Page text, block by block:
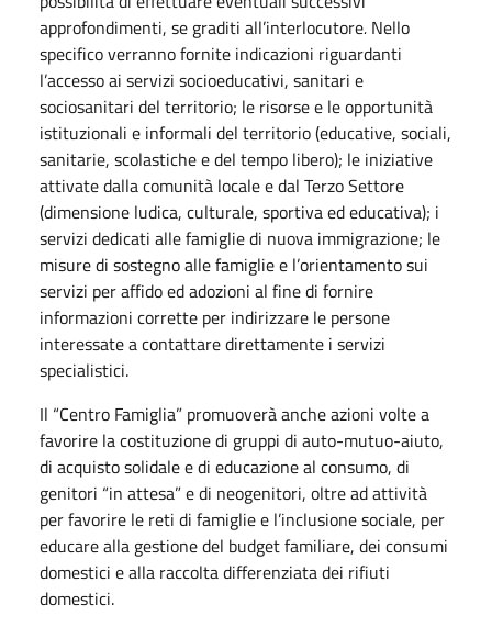
approfondimenti, se graditi all’interlocutore. Nello
specifico verranno fornite indicazioni riguardanti
l’accesso ai servizi socioeducativi, sanitari e
sociosanitari del territorio; le risorse e le opportunità
istituzionali e informali del territorio (educative, sociali,
sanitarie, scolastiche e del tempo libero); le iniziative
attivate dalla comunità locale e dal Terzo Settore
(dimensione ludica, culturale, sportiva ed educativa); i
servizi dedicati alle famiglie di nuova immigrazione; le
misure di sostegno alle famiglie e l’orientamento sui
servizi per affido ed adozioni al fine di fornire
informazioni corrette per indirizzare le persone
interessate a contattare direttamente i servizi
specialistici.
Il “Centro Famiglia” promuoverà anche azioni volte a
favorire la costituzione di gruppi di auto-mutuo-aiuto,
di acquisto solidale e di educazione al consumo, di
genitori “in attesa” e di neogenitori, oltre ad attività
per favorire le reti di famiglie e l’inclusione sociale, per
educare alla gestione del budget familiare, dei consumi
domestici e alla raccolta differenziata dei rifiuti
domestici.